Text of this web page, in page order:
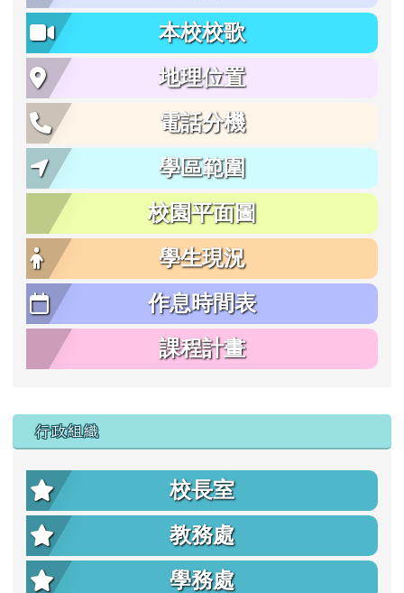
本校校歌
地理位置
電話分機
學區範圍
校園平面圖
學生現況
作息時間表
課程計畫
行政組織
校長室
教務處
學務處